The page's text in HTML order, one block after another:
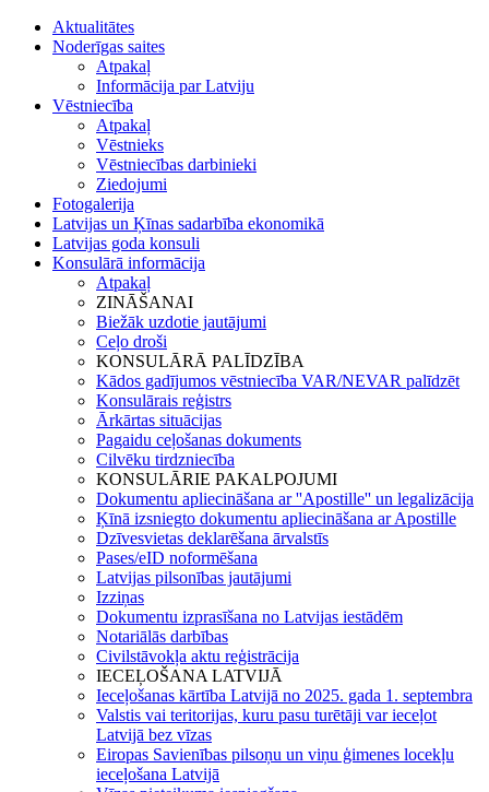
Aktualitātes
Noderīgas saites
Atpakaļ
Informācija par Latviju
Vēstniecība
Atpakaļ
Vēstnieks
Vēstniecības darbinieki
Ziedojumi
Fotogalerija
Latvijas un Ķīnas sadarbība ekonomikā
Latvijas goda konsuli
Konsulārā informācija
Atpakaļ
ZINĀŠANAI
Biežāk uzdotie jautājumi
Ceļo droši
KONSULĀRĀ PALĪDZĪBA
Kādos gadījumos vēstniecība VAR/NEVAR palīdzēt
Konsulārais reģistrs
Ārkārtas situācijas
Pagaidu ceļošanas dokuments
Cilvēku tirdzniecība
KONSULĀRIE PAKALPOJUMI
Dokumentu apliecināšana ar ''Apostille'' un legalizācija
Ķīnā izsniegto dokumentu apliecināšana ar Apostille
Dzīvesvietas deklarēšana ārvalstīs
Pases/eID noformēšana
Latvijas pilsonības jautājumi
Izziņas
Dokumentu izprasīšana no Latvijas iestādēm
Notariālās darbības
Civilstāvokļa aktu reģistrācija
IECEĻOŠANA LATVIJĀ
Ieceļošanas kārtība Latvijā no 2025. gada 1. septembra
Valstis vai teritorijas, kuru pasu turētāji var ieceļot
Latvijā bez vīzas
Eiropas Savienības pilsoņu un viņu ģimenes locekļu
ieceļošana Latvijā